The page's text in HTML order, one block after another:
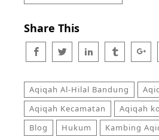
Share This
Aqiqah Al-Hilal Bandung
Aqiqah Kecamatan
Aqiqah
Blog
Hukum Kambing